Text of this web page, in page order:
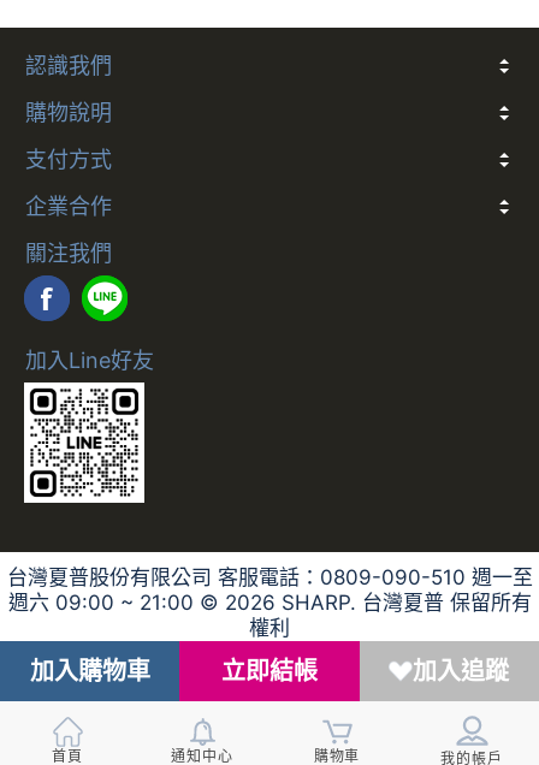
首頁 通知中心 購物車 我的帳戶
加入購物車 立即結帳 加入追蹤
五、非以有形媒介提供之數位內容或一經提供即為
完成線上服務，經消費者事先同意始提供
六、已拆封個人衛生用品
七、國際航空客運服務
出貨已全程攝影，為保障您購物權益，
開箱過程請全程錄影；如有問題請反映
客服並提供錄影檔案，客服會儘速替消
費者處理後續相關事宜。
數位序號、票卷等非實體商品不提供退
換貨服務，其它商品僅限換貨1次。
個人衛生用品除商品本身有瑕疵外，未
拆封商品仍享有七天鑑賞期之退貨權
《通訊交易解除權合理例外情事適用準
則》，本公司無法接受退換貨。 ※個人
衛生用品：泛指與肌膚及人體私密處接
觸之商品，例如：內衣褲、泳裝、襪
子、紙尿褲、牙刷、口罩、毛巾….等。
認識我們
關於我們
常見問題
會員條款
客戶隱私
聯絡我們
購物說明
折價券說明
COCO幣說明
發票
會員卡別與權益說明
退款說明
防詐騙提醒
訂閱制服務及解約政策
支付方式
多元支付方式說明
企業合作
合作說明
關注我們
加入Line好友
台灣夏普股份有限公司 客服電話：0809-090-510 週一至
週六 09:00 ~ 21:00 © 2026 SHARP. 台灣夏普 保留所有
權利